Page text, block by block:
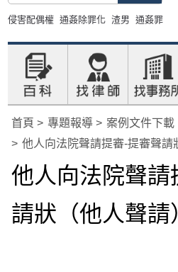
侵害配偶權 通姦除罪化 渣男 通姦罪
首頁 專題報導
案例文件下載
他人向法院聲請提審-提審聲請
他人向法院聲請
請狀（他人聲請